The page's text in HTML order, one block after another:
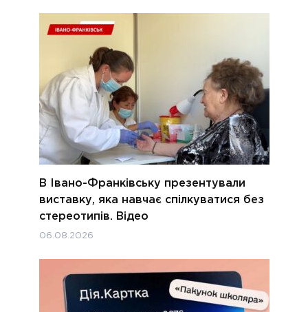
В Івано-Франківську презентували
виставку, яка навчає спілкуватися без
стереотипів. Відео
06.08.2026